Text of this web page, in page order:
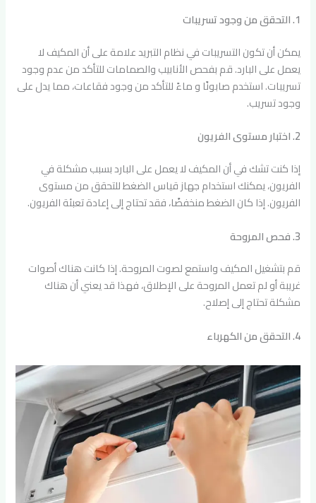
1. التحقق من وجود تسريبات
يمكن أن تكون التسريبات في نظام التبريد علامة على أن المكيف لا
يعمل على البارد. قم بفحص الأنابيب والصمامات للتأكد من عدم وجود
تسريبات. استخدم صابونًا و ماءً للتأكد من وجود فقاعات، مما يدل على
وجود تسريب.
2. اختبار مستوى الفريون
إذا كنت تشك في أن المكيف لا يعمل على البارد بسبب مشكلة في
الفريون، يمكنك استخدام جهاز قياس الضغط للتحقق من مستوى
الفريون. إذا كان الضغط منخفضًا، فقد تحتاج إلى إعادة تعبئة الفريون.
3. فحص المروحة
قم بتشغيل المكيف واستمع لصوت المروحة. إذا كانت هناك أصوات
غريبة أو لم تعمل المروحة على الإطلاق، فهذا قد يعني أن هناك
مشكلة تحتاج إلى إصلاح.
4. التحقق من الكهرباء